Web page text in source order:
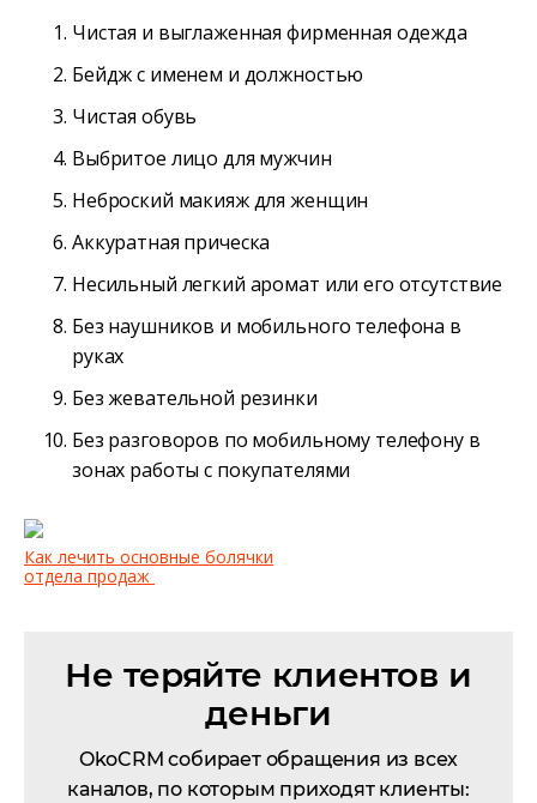
Чистая и выглаженная фирменная одежда
Бейдж с именем и должностью
Чистая обувь
Выбритое лицо для мужчин
Неброский макияж для женщин
Аккуратная прическа
Несильный легкий аромат или его отсутствие
Без наушников и мобильного телефона в
руках
Без жевательной резинки
Без разговоров по мобильному телефону в
зонах работы с покупателями
Как лечить основные болячки
отдела продаж
Не теряйте клиентов и
деньги
OkoCRM собирает обращения из всех
каналов, по которым приходят клиенты: